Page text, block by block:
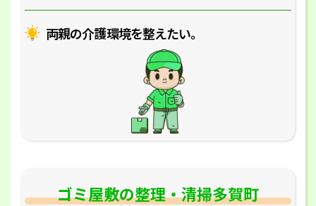
両親の介護環境を整えたい｡
ゴミ屋敷の整理・清掃多賀町